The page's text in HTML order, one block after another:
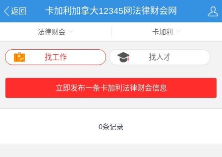
返回 卡加利加拿大12345网法律财会网
法律财会 卡加利
找工作 找人才
立即发布一条卡加利法律财会信息
0条记录